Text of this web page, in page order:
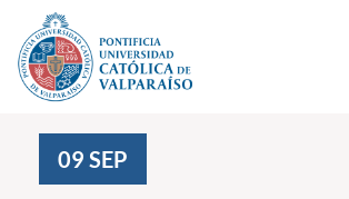
Click acá para ir directamente al contenido
Investigación, Creación e Innovación
09 SEP